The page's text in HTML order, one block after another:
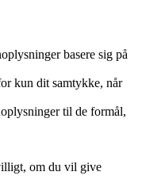
basere sig på
kun dit samtykke, når
til de formål,
om du vil give